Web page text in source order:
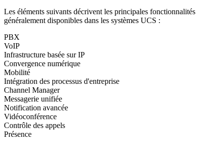
Les éléments suivants décrivent les principales fonctionnalités
généralement disponibles dans les systèmes UCS :
PBX
VoIP
Infrastructure basée sur IP
Convergence numérique
Mobilité
Intégration des processus d'entreprise
Channel Manager
Messagerie unifiée
Notification avancée
Vidéoconférence
Contrôle des appels
Présence